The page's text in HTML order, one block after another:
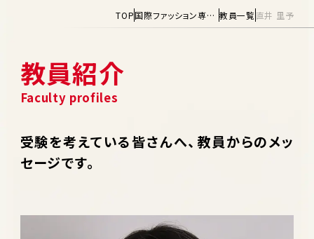
教員紹介
受験を考えている皆さんへ、教員からのメッ
セージです。
TOP 国際ファッション専門職大学について 教員一覧直井 里予